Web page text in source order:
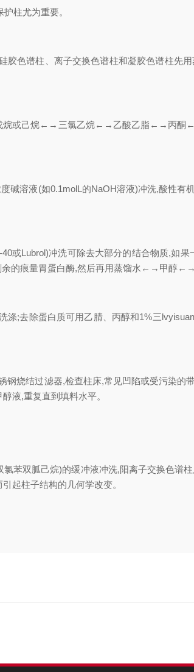
柱尤为重要。
色谱柱、离子交换色谱柱和凝胶色谱柱先
戊烷或己烷←→三氯乙烷←→乙酸乙脂←→丙
溶液(如0.1molL的NaOH溶液)冲洗,酸性有
或Lubrol)冲洗可除去大部分的结合物质,如
余的痕量胃蛋白酶,然后再用蒸馏水←→甲醇←→
;去除蛋白质可用乙腈、丙醇和1%三
烧结过滤器,检查柱床,常见凹陷或受污染的
液,重复直到填料水平。
苯双胍己烷)的缓冲液冲洗,阳离子交换色谱
起柱子结构的几何学改变。